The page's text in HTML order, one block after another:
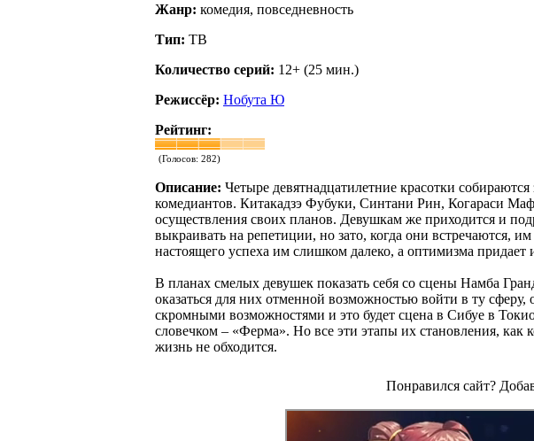
Жанр: комедия, повседневность
Тип: ТВ
Количество серий: 12+ (25 мин.)
Режиссёр: Нобута Ю
Рейтинг:
(Голосов: 282)
Описание: Четыре девятнадцатилетние красотки
комедиантов. Китакадзэ Фубуки, Синтани Рин, Когараси
осуществления своих планов. Девушкам же приходится и
выкраивать на репетиции, но зато, когда они встречаются,
настоящего успеха им слишком далеко, а оптимизма придает
В планах смелых девушек показать себя со сцены Намба
оказаться для них отменной возможностью войти в ту сферу,
скромными возможностями и это будет сцена в Сибуе в
словечком – «Ферма». Но все эти этапы их становления, как
жизнь не обходится.
Понравился сайт?